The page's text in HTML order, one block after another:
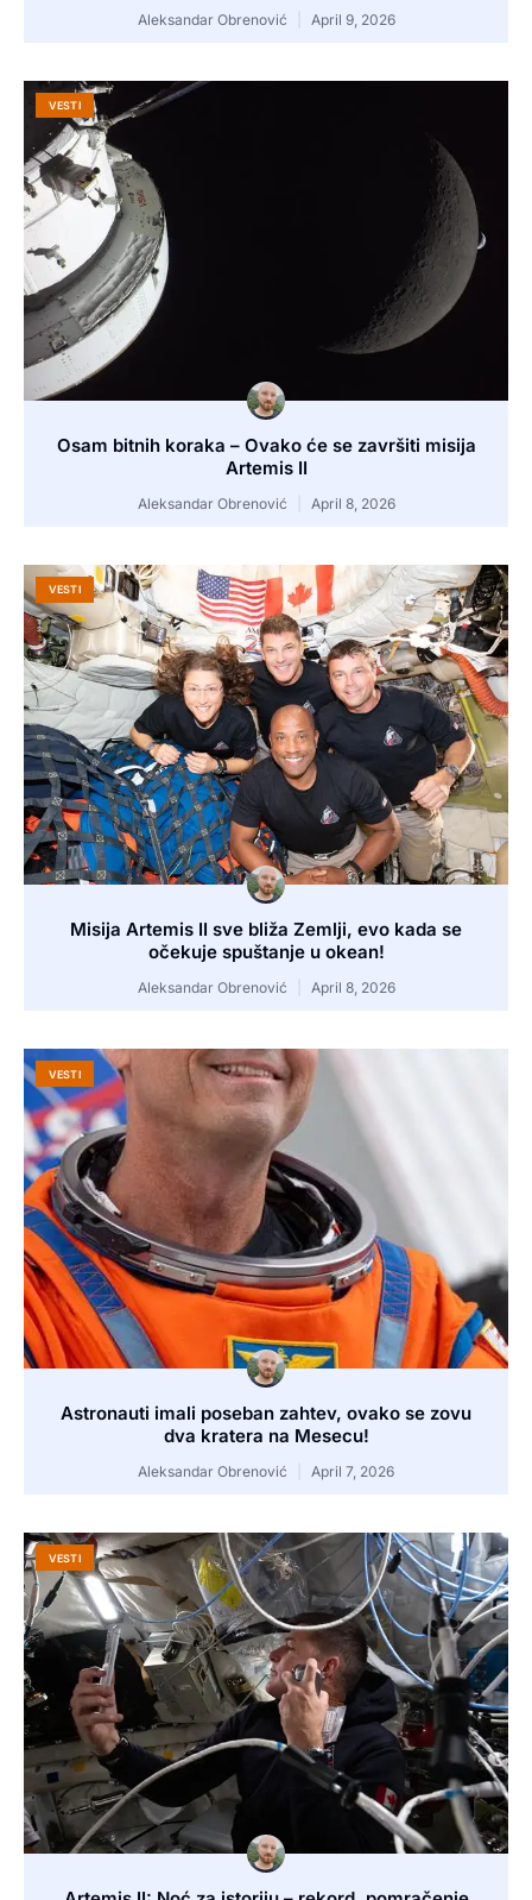
Aleksandar Obrenović April 9, 2026
VESTI
Osam bitnih koraka – Ovako će se završiti misija
Artemis II
Aleksandar Obrenović April 8, 2026
VESTI
Misija Artemis II sve bliža Zemlji, evo kada se
očekuje spuštanje u okean!
Aleksandar Obrenović April 8, 2026
VESTI
Astronauti imali poseban zahtev, ovako se zovu
dva kratera na Mesecu!
Aleksandar Obrenović April 7, 2026
VESTI